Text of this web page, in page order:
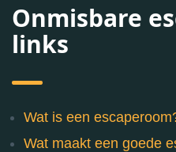
Onmisbare
links
Wat is een
Wat maakt een goede